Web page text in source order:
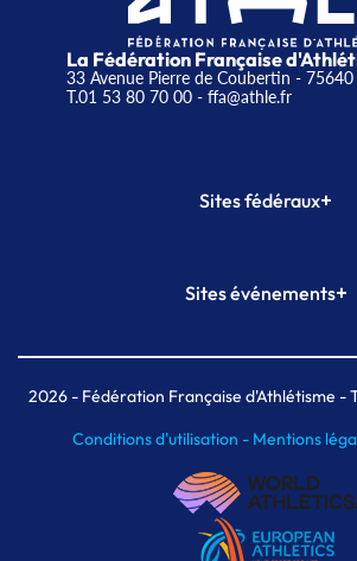
La Fédération Française
33 Avenue Pierre de Coubertin - 75640
T.01 53 80 70 00- ffa@athle.fr
Sites fédéraux+
Plateforme Formation
Sites événements+
Meeting de Paris indoor
MAIF Ekiden de Paris
2026- Fédération Française d'Athlétisme -
Conditions d'utilisation - Mentions